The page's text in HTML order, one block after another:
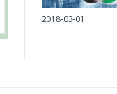
2018-03-01